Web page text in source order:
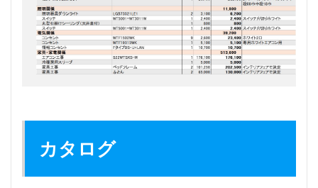
カタログ